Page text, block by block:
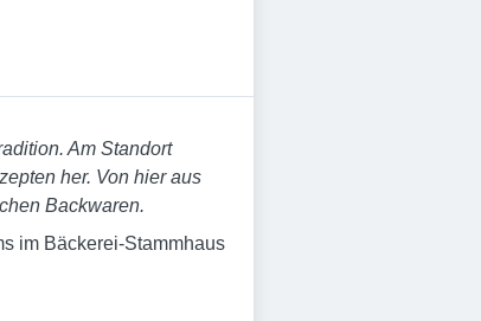
Am Standort
her. Von hier aus
Backwaren.
im Bäckerei-Stammhaus